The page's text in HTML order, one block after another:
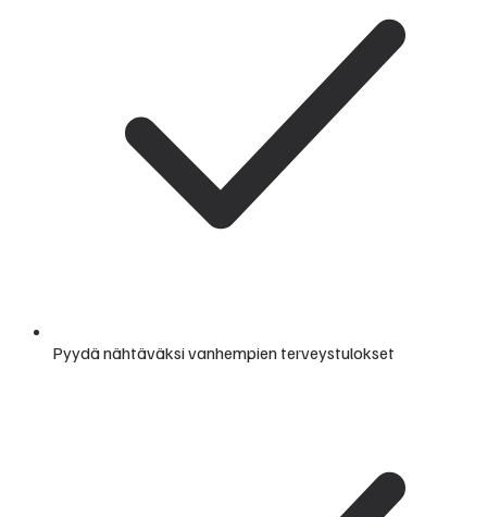
Pyydä nähtäväksi vanhempien terveystulokset